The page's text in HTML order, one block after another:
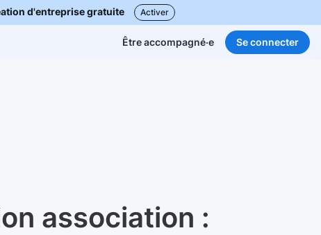
d'entreprise gratuite Activer
Être accompagné·e Se connecter
association :